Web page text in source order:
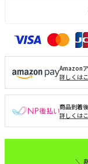
Amazon
詳しくは
商品到着
詳しくは